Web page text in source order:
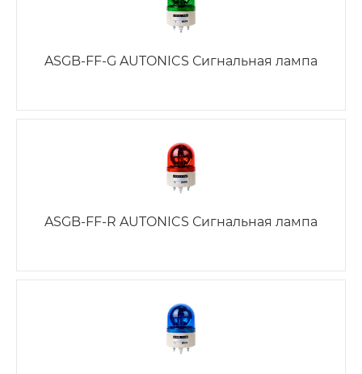
ASGB-FF-G AUTONICS Сигнальная лампа
ASGB-FF-R AUTONICS Сигнальная лампа